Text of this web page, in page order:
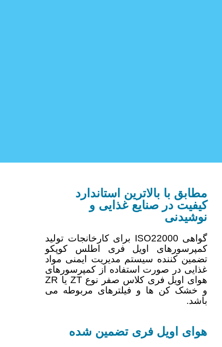
مطابق با بالاترین استاندارد
کیفیت در صنایع غذایی و
نوشیدنی
گواهی ISO22000 برای کارخانجات تولید
کمپرسورهای اویل فری اطلس کوپکو
تضمین کننده سیستم مدیریت ایمنی مواد
غذایی در صورت استفاده از کمپرسورهای
هوای اویل فری کلاس صفر نوع ZT یا ZR
و خشک کن ها و فیلترهای مربوطه می
باشد.
هوای اویل فری تضمین شده